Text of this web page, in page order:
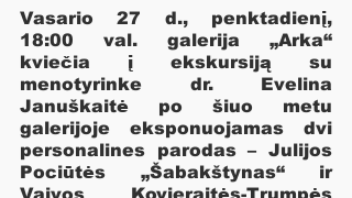
Vasario 27 d., penktadienį,
18:00 val. galerija „Arka“
kviečia į ekskursiją su
menotyrinke dr. Evelina
Januškaitė po šiuo metu
galerijoje eksponuojamas dvi
personalines parodas – Julijos
Pociūtės „Šabakštynas“ ir
Vaivos Kovieraitės-Trumpės